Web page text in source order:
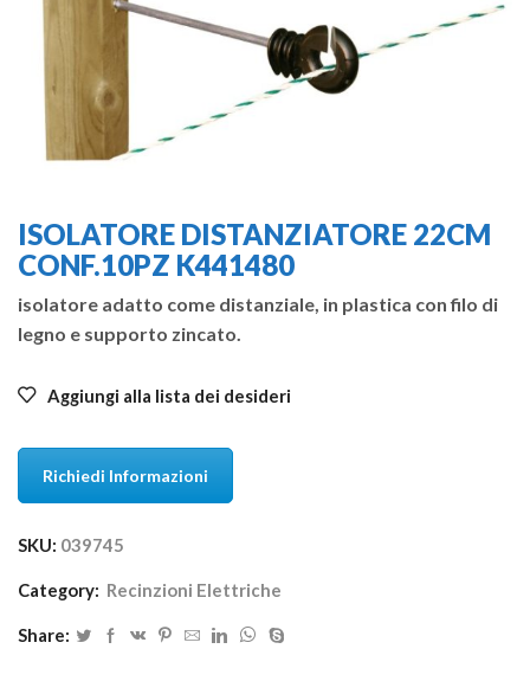
ISOLATORE DISTANZIATORE 22CM
CONF.10PZ K441480
isolatore adatto come distanziale, in plastica con filo di
legno e supporto zincato.
Aggiungi alla lista dei desideri
Richiedi Informazioni
SKU: 039745
Category: Recinzioni Elettriche
Share: